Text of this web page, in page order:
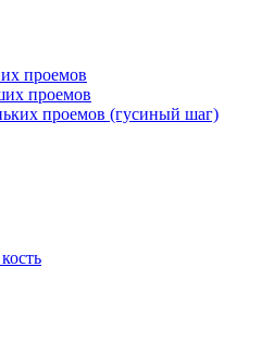
проемов
проемов
проемов (гусиный шаг)